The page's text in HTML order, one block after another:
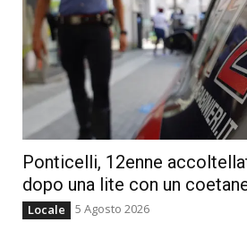
Ponticelli, 12enne
dopo una lite con un
Locale 5 Agosto 2026